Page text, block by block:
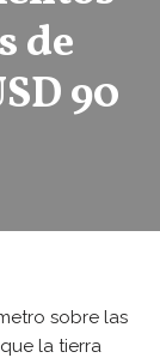
de
90
sobre las
la tierra